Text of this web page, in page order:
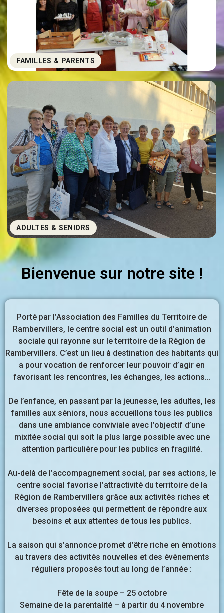
FAMILLES & PARENTS
ADULTES & SENIORS
Bienvenue sur notre site !
Porté par l’Association des Familles du Territoire de
Rambervillers, le centre social est un outil d’animation
sociale qui rayonne sur le territoire de la Région de
Rambervillers. C’est un lieu à destination des habitants qui
a pour vocation de renforcer leur pouvoir d’agir en
favorisant les rencontres, les échanges, les actions…
De l’enfance, en passant par la jeunesse, les adultes, les
familles aux séniors, nous accueillons tous les publics
dans une ambiance conviviale avec l’objectif d’une
mixitée social qui soit la plus large possible avec une
attention particulière pour les publics en fragilité.
Au-delà de l’accompagnement social, par ses actions, le
centre social favorise l’attractivité du territoire de la
Région de Rambervillers grâce aux activités riches et
diverses proposées qui permettent de répondre aux
besoins et aux attentes de tous les publics.
La saison qui s’annonce promet d’être riche en émotions
au travers des activités nouvelles et des évènements
réguliers proposés tout au long de l’année :
Fête de la soupe – 25 octobre
Semaine de la parentalité – à partir du 4 novembre